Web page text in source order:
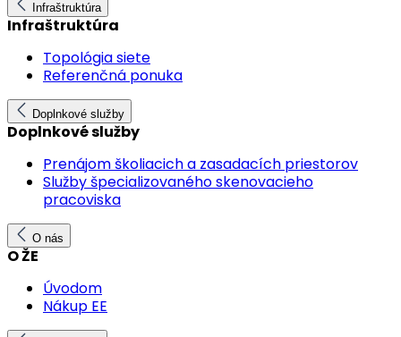
Infraštruktúra
Infraštruktúra
Topológia siete
Referenčná ponuka
Doplnkové služby
Doplnkové služby
Prenájom školiacich a zasadacích priestorov
Služby špecializovaného skenovacieho
pracoviska
O nás
O ŽE
Úvodom
Nákup EE